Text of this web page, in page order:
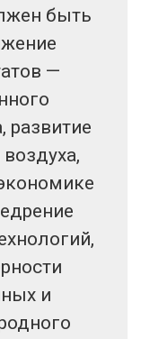
быть
—
развитие
и